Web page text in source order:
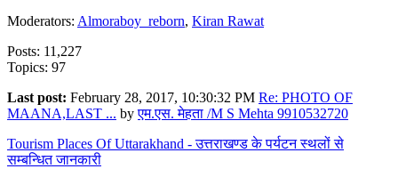
Moderators: Almoraboy_reborn, Kiran Rawat
Posts: 11,227
Topics: 97
Last post: February 28, 2017, 10:30:32 PM Re: PHOTO OF
MAANA,LAST ... byएम.एस. मेहता /M S Mehta 9910532720
Tourism Places Of Uttarakhand - उत्तराखण्ड के पर्यटन स्थलों से
सम्बन्धित जानकारी